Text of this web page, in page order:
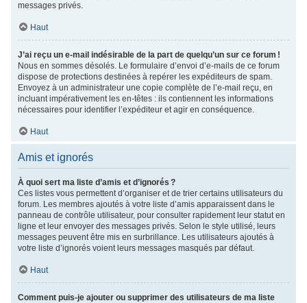
messages privés.
Haut
J’ai reçu un e-mail indésirable de la part de quelqu’un sur ce forum !
Nous en sommes désolés. Le formulaire d’envoi d’e-mails de ce forum
dispose de protections destinées à repérer les expéditeurs de spam.
Envoyez à un administrateur une copie complète de l’e-mail reçu, en
incluant impérativement les en-têtes : ils contiennent les informations
nécessaires pour identifier l’expéditeur et agir en conséquence.
Haut
Amis et ignorés
À quoi sert ma liste d’amis et d’ignorés ?
Ces listes vous permettent d’organiser et de trier certains utilisateurs du
forum. Les membres ajoutés à votre liste d’amis apparaissent dans le
panneau de contrôle utilisateur, pour consulter rapidement leur statut en
ligne et leur envoyer des messages privés. Selon le style utilisé, leurs
messages peuvent être mis en surbrillance. Les utilisateurs ajoutés à
votre liste d’ignorés voient leurs messages masqués par défaut.
Haut
Comment puis-je ajouter ou supprimer des utilisateurs de ma liste